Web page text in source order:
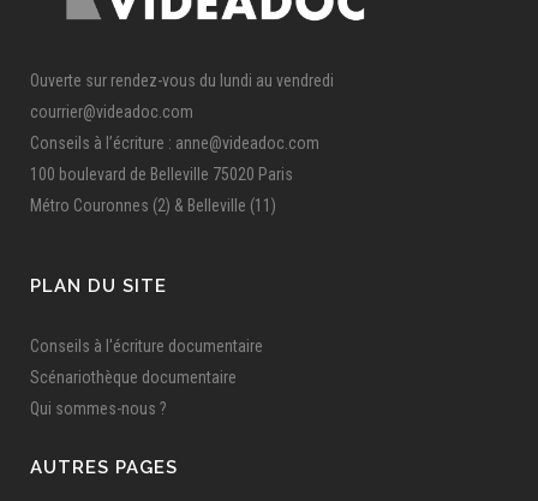
Ouverte sur rendez-vous du lundi au vendredi
courrier@videadoc.com
Conseils à l’écriture : anne@videadoc.com
100 boulevard de Belleville 75020 Paris
Métro Couronnes (2) & Belleville (11)
PLAN DU SITE
Conseils à l'écriture documentaire
Scénariothèque documentaire
Qui sommes-nous ?
AUTRES PAGES